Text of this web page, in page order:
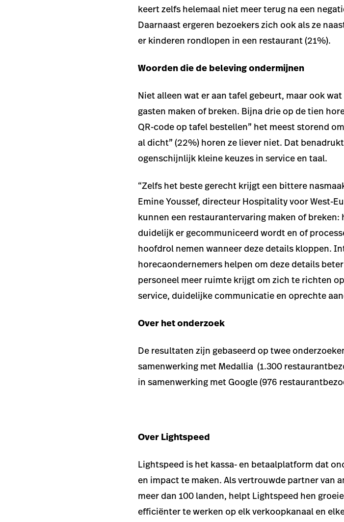
keert zelfs helemaal niet meer terug na een
Daarnaast ergeren bezoekers zich ook als ze
er kinderen rondlopen in een restaurant (21%).
Woorden die de beleving ondermijnen
Niet alleen wat er aan tafel gebeurt, maar ook
gasten maken of breken. Bijna drie op de tien
QR-code op tafel bestellen” het meest storend
al dicht” (22%) horen ze liever niet. Dat
ogenschijnlijk kleine keuzes in service en taal.
“Zelfs het beste gerecht krijgt een bittere
Emine Youssef, directeur Hospitality voor West-
kunnen een restaurantervaring maken of
duidelijk er gecommuniceerd wordt en of
hoofdrol nemen wanneer deze details kloppen.
horecaondernemers helpen om deze details
personeel meer ruimte krijgt om zich te richten
service, duidelijke communicatie en oprechte
Over het onderzoek
De resultaten zijn gebaseerd op twee
samenwerking met Medallia (1.300
in samenwerking met Google (976
Over Lightspeed
Lightspeed is het kassa- en betaalplatform dat
en impact te maken. Als vertrouwde partner van
meer dan 100 landen, helpt Lightspeed hen
efficiënter te werken op elk verkoopkanaal en